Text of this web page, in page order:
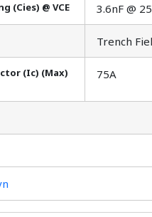
(Cies) @ VCE 3.6nF @
Trench
(Ic) (Max) 75A